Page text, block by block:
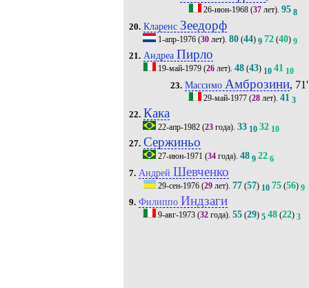
26-июн-1968 (37 лет).95 8
20. Кларенс Зеедорф
1-апр-1976(30лет). 80(44) 9 72(40) 9
21. Андреа Пирло
19-май-1979(26лет). 48(43) 10 41 10
23. Массимо Амброзини, 71'
29-май-1977 (28 лет).41 3
22. Кака
22-апр-1982(23года). 33 10 32 10
27. Сержиньо
27-июн-1971 (34года). 48 9 22 6
7. Андрей Шевченко
29-сен-1976(29лет). 77(57) 10 75(56) 9
9. Филиппо Индзаги
9-авг-1973(32года). 55(29) 5 48(22) 3